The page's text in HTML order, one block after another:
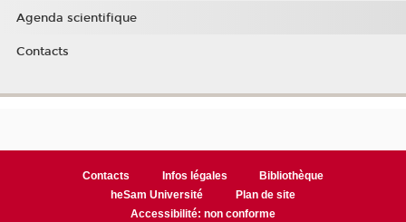
Agenda scientifique
Contacts
Contacts Infos légales
Bibliothèque
heSam Université
Plan de site
Accessibilité: non conforme